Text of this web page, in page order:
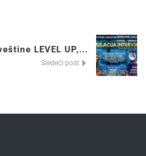
LEVEL UP,...
Sledeći post